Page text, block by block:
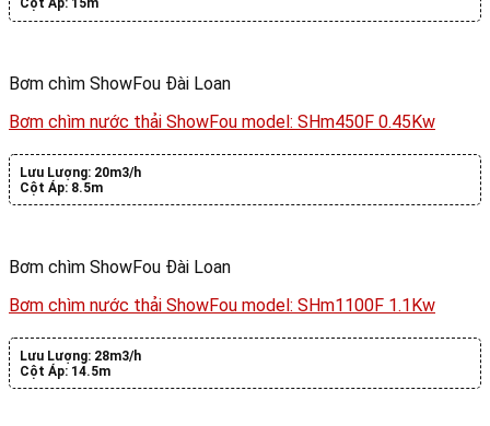
Cột Áp: 15m
Bơm chìm ShowFou Đài Loan
Bơm chìm nước thải ShowFou model: SHm450F 0.45Kw
Lưu Lượng: 20m3/h
Cột Áp: 8.5m
Bơm chìm ShowFou Đài Loan
Bơm chìm nước thải ShowFou model: SHm1100F 1.1Kw
Lưu Lượng: 28m3/h
Cột Áp: 14.5m